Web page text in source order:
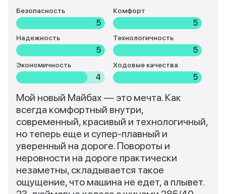
Безопасность
5
Комфорт
5
Надежность
5
Технологичность
5
Экономичность
4
Ходовые качества
5
Мой новый Майбах — это мечта. Как
всегда комфортный внутри,
современный, красивый и технологичный,
но теперь еще и супер-плавный и
уверенный на дороге. Повороты и
неровности на дороге практически
незаметны, складывается такое
ощущение, что машина не едет, а плывет.